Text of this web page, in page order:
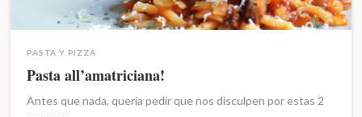
PASTA Y PIZZA
Pasta all’amatriciana!
Antes que nada, quería pedir que nos disculpen por estas 2